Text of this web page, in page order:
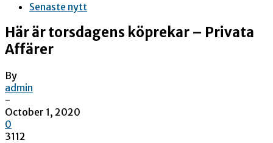
Senaste nytt
Här är torsdagens köprekar – Privata
Affärer
By
admin
-
October 1, 2020
0
3112